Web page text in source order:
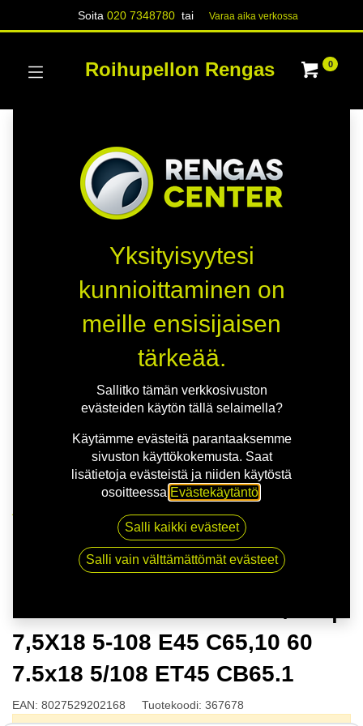
Soita020 7348780 tai Varaa aika verk​​​​ossa
Roihupellon Rengas 0
MSW 99 VAN M.BLK POL/LIP | 7,5X18 5-108 E45
C65,10 60 7.5x18 5/108 ET45 CB65.1
7,5X18 5-108 E45 C65,10 60
7.5x18 5/108 ET45 CB65.1
EAN: 8027529202168 Tuotekoodi: 367678
Yksityisyytesi
kunnioittaminen on
meille ensisijaisen
tärkeää.
Sallitko tämän verkkosivuston
evästeiden käytön tällä selaimella?
Käytämme evästeitä parantaaksemme
sivuston käyttökokemusta. Saat
lisätietoja evästeistä ja niiden käytöstä
osoitteessa Evästekäytäntö
Salli kaikki evästeet
Salli vain välttämättömät evästeet